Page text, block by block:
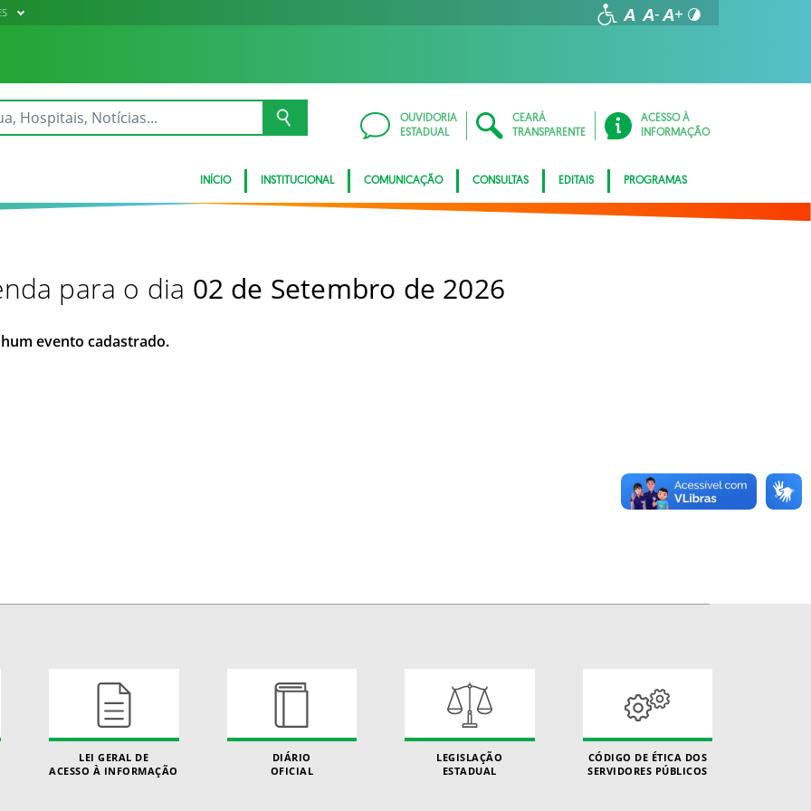
OUVIDORIA
ESTADUAL
CEARÁ
TRANSPARENTE
ACESSO À
INFORMAÇÃO
INÍCIO INSTITUCIONAL COMUNICAÇÃO CONSULTAS EDITAIS PROGRAMAS
para o dia 02 de Setembro de 2026
evento cadastrado.
LEI GERAL DE
ACESSO À INFORMAÇÃO
DIÁRIO
OFICIAL
LEGISLAÇÃO
ESTADUAL
CÓDIGO DE ÉTICA DOS
SERVIDORES PÚBLICOS